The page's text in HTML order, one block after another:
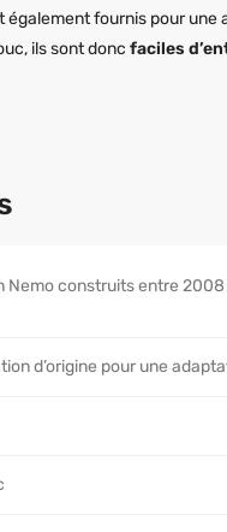
également fournis pour
ils sont donc faciles
Nemo construits entre 2008
d’origine pour une